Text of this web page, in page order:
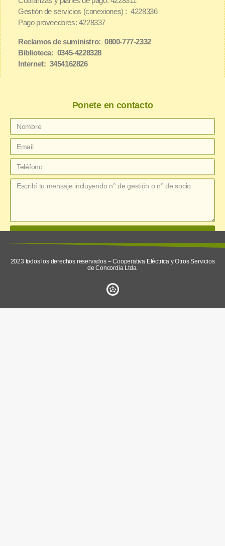
Gestión de servicios (conexiones) : 4228336
Pago proveedores: 4228337
Reclamos de suministro: 0800-777-2332
Biblioteca: 0345-4228328
Internet: 3454162826
Ponete en contacto
2023 todos los derechos reservados – Cooperativa Eléctrica y Otros Servicios
de Concordia Ltda.